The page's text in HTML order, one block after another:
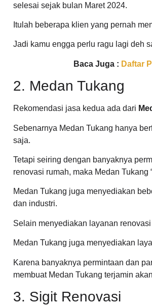
selesai sejak bulan Maret 2024.
Itulah beberapa klien yang pernah
Jadi kamu engga perlu ragu lagi deh
Baca Juga : Daftar
2. Medan Tukang
Rekomendasi jasa kedua ada dari
Sebenarnya Medan Tukang hanya
saja.
Tetapi seiring dengan banyaknya
renovasi rumah, maka Medan
Medan Tukang juga menyediakan
dan industri.
Selain menyediakan layanan
Medan Tukang juga menyediakan
Karena banyaknya permintaan dan
membuat Medan Tukang terjamin
3. Sigit Renovasi